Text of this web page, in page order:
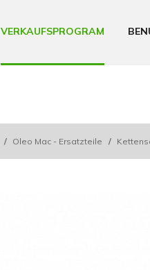
VERKAUFSPROGRAM
/ Oleo Mac - Ersatzteile /